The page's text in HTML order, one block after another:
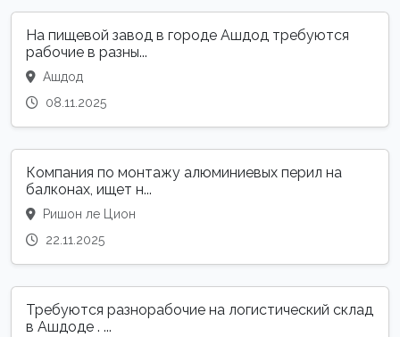
На пищевой завод в городе Ашдод требуются
рабочие в разны...
Ашдод
08.11.2025
Компания по монтажу алюминиевых перил на
балконах, ищет н...
Ришон ле Цион
22.11.2025
Требуются разнорабочие на логистический склад
в Ашдоде . ...